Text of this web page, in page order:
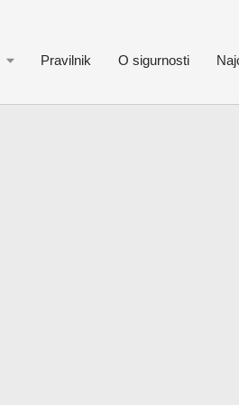
Pravilnik O sigurnosti